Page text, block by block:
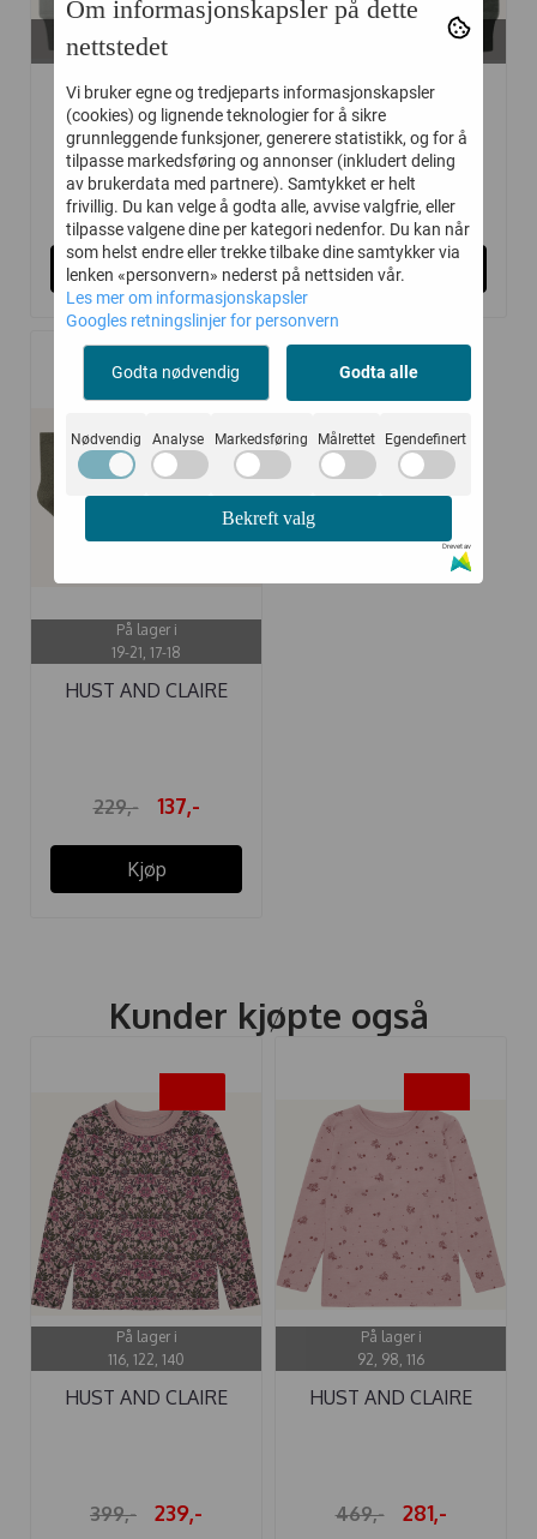
56, 62, 68, 74
HUST AND CLAIRE
BUKSE ...
329,- 214,-
Kjøp
HUST AND CLAIRE
BUKSE ULL ...
329,- 214,-
Kjøp
-40%
På lager i
19-21, 17-18
HUST AND CLAIRE
229,- 137,-
Kjøp
Kunder kjøpte også
På lager i
116, 122, 140
HUST AND CLAIRE
399,- 239,-
På lager i
92, 98, 116
HUST AND CLAIRE
469,- 281,-
Om informasjonskapsler på dette
nettstedet
Vi bruker egne og tredjeparts informasjonskapsler
(cookies) og lignende teknologier for å sikre
grunnleggende funksjoner, generere statistikk, og for å
tilpasse markedsføring og annonser (inkludert deling
av brukerdata med partnere). Samtykket er helt
frivillig. Du kan velge å godta alle, avvise valgfrie, eller
tilpasse valgene dine per kategori nedenfor. Du kan når
som helst endre eller trekke tilbake dine samtykker via
lenken «personvern» nederst på nettsiden vår.
Les mer om informasjonskapsler
Googles retningslinjer for personvern
Godta nødvendig Godta alle
Nødvendig Analyse Markedsføring Målrettet Egendefinert
Bekreft valg
Drevet av